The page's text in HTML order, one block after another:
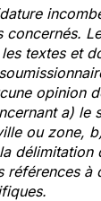
concernés.
textes et
opinion
a)
ou zone,
délimitation
références à